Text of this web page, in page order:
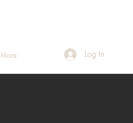
More Log In